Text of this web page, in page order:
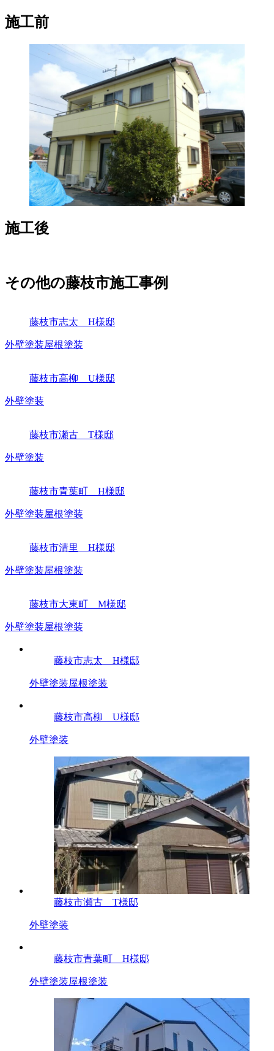
施工前
施工後
その他の藤枝市施工事例
藤枝市志太 H様邸
外壁塗装屋根塗装
藤枝市高柳 U様邸
外壁塗装
藤枝市瀬古 T様邸
外壁塗装
藤枝市青葉町 H様邸
外壁塗装屋根塗装
藤枝市清里 H様邸
外壁塗装屋根塗装
藤枝市大東町 M様邸
外壁塗装屋根塗装
藤枝市志太 H様邸
外壁塗装屋根塗装
藤枝市高柳 U様邸
外壁塗装
藤枝市瀬古 T様邸
外壁塗装
藤枝市青葉町 H様邸
外壁塗装屋根塗装